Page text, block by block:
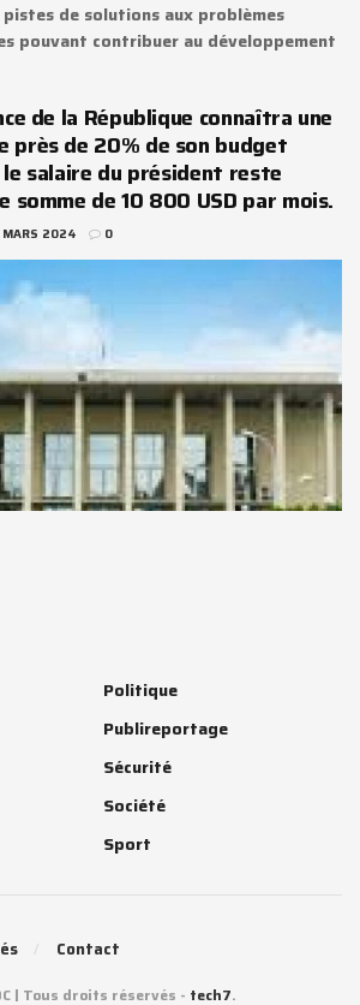
de solutions aux problèmes
pouvant contribuer au développement
de la République connaîtra une
près de 20% de son budget
salaire du président reste
somme de 10 800 USD par mois.
MARS 2024 0
Politique
Publireportage
Sécurité
Société
Sport
Contact
| Tous droits réservés - tech7.